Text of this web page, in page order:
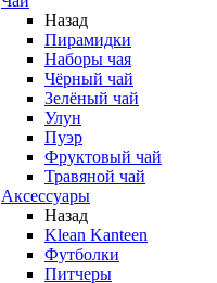
Назад
Пирамидки
Наборы чая
Чёрный чай
Зелёный чай
Улун
Пуэр
Фруктовый чай
Травяной чай
Аксессуары
Назад
Klean Kanteen
Футболки
Питчеры